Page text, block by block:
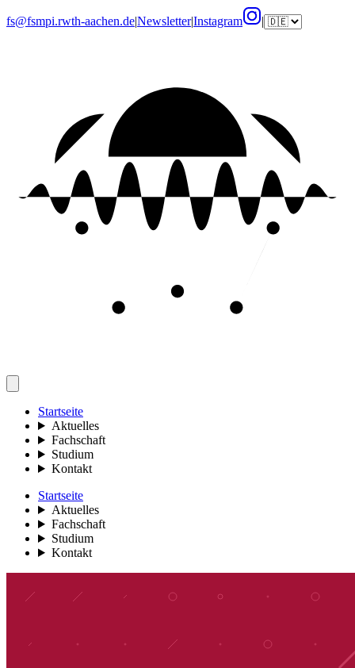
fs@fsmpi.rwth-aachen.de|Newsletter|Instagram |
Startseite
Aktuelles
Fachschaft
Studium
Kontakt
Startseite
Aktuelles
Fachschaft
Studium
Kontakt